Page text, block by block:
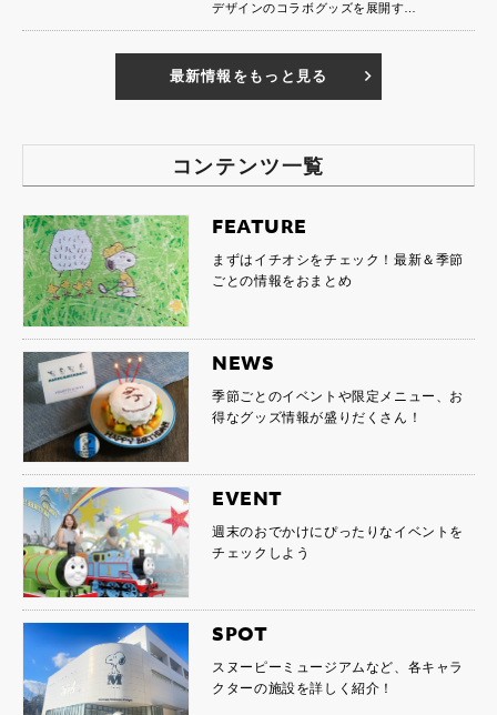
デザインのコラボグッズを展開す…
最新情報をもっと見る
コンテンツ一覧
FEATURE
まずはイチオシをチェック！最新＆季節
ごとの情報をおまとめ
NEWS
季節ごとのイベントや限定メニュー、お
得なグッズ情報が盛りだくさん！
EVENT
週末のおでかけにぴったりなイベントを
チェックしよう
SPOT
スヌーピーミュージアムなど、各キャラ
クターの施設を詳しく紹介！